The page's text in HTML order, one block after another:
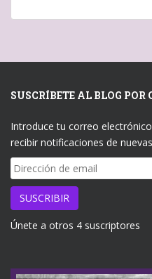
SUSCRÍBETE AL BLOG POR
Introduce tu correo
recibir notificaciones de
Dirección
de
email
SUSCRIBIR
Únete a otros 4 suscriptores